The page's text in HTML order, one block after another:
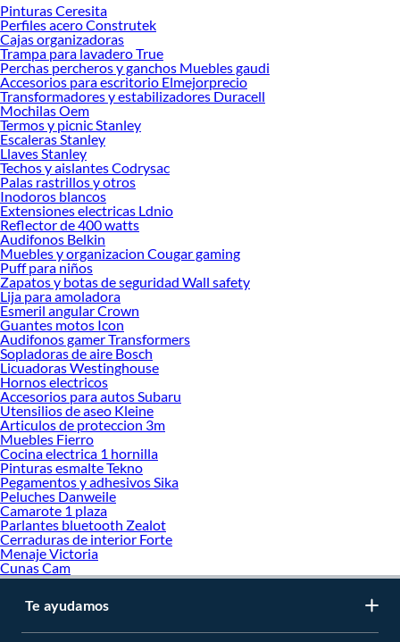
necesario para cada uno de tus proyectos en las mejores marcas de calidad y con
garantía.
Precios de Accesorios de tuberías en Sodimac Perú
Si buscar ahorrar, estás en la tienda correcta porque en Sodimac tenemos
nuestra política de precios bajos garantizados en Accesorios de tuberías, así que
no dudes más y compra online este producto con sus complementos para que
termines tu proyecto al 100% a un costo económico. Además, elige entre las
opciones de delivery o recojo en tienda.
Las mejores marcas de Accesorios de tuberías
Sabemos que la calidad, confianza y seguridad son factores importantes al
momento de decidir qué modelo comprar, por ello contamos con una amplia
oferta de marcas prestigiosas y reconocidas en Accesorios de tuberías. De esta
manera, inviertes en durabilidad, rendimiento, excelencia y satisfacción
garantizada.
Pinturas Ceresita
Perfiles acero Construtek
Cajas organizadoras
Trampa para lavadero True
Perchas percheros y ganchos Muebles gaudi
Accesorios para escritorio Elmejorprecio
Transformadores y estabilizadores Duracell
Mochilas Oem
Termos y picnic Stanley
Escaleras Stanley
Llaves Stanley
Techos y aislantes Codrysac
Palas rastrillos y otros
Inodoros blancos
Extensiones electricas Ldnio
Reflector de 400 watts
Audifonos Belkin
Muebles y organizacion Cougar gaming
Puff para niños
Zapatos y botas de seguridad Wall safety
Lija para amoladora
Esmeril angular Crown
Guantes motos Icon
Audifonos gamer Transformers
Sopladoras de aire Bosch
Licuadoras Westinghouse
Hornos electricos
Accesorios para autos Subaru
Utensilios de aseo Kleine
Articulos de proteccion 3m
Muebles Fierro
Cocina electrica 1 hornilla
Pinturas esmalte Tekno
Pegamentos y adhesivos Sika
Peluches Danweile
Camarote 1 plaza
Parlantes bluetooth Zealot
Cerraduras de interior Forte
Menaje Victoria
Cunas Cam
Te ayudamos